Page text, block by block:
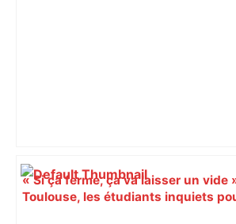
« Si ça ferme, ça va laisser un vide
Toulouse, les étudiants inquiets